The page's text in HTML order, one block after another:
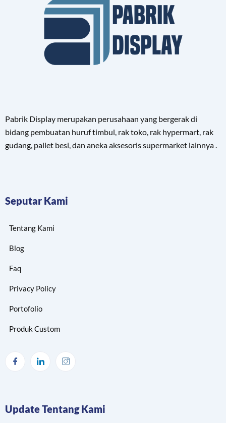
Pabrik Display merupakan perusahaan yang bergerak di
bidang pembuatan huruf timbul, rak toko, rak hypermart, rak
gudang, pallet besi, dan aneka aksesoris supermarket lainnya .
Seputar Kami
Tentang Kami
Blog
Faq
Privacy Policy
Portofolio
Produk Custom
Update Tentang Kami